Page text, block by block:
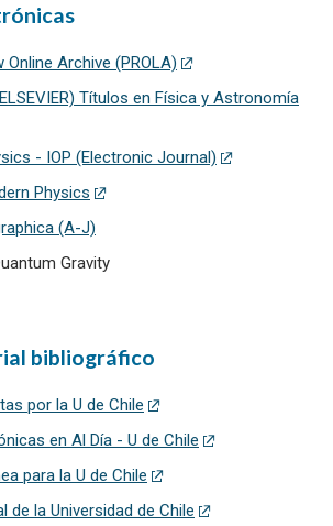
Online Archive (PROLA)
Títulos en Física y Astronomía
- IOP (Electronic Journal)
Physics
(A-J)
Gravity
bibliográfico
por la U de Chile
en Al Día - U de Chile
para la U de Chile
de la Universidad de Chile